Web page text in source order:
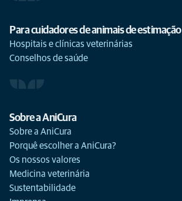
Para cuidadores de animais de estimação
Hospitais e clínicas veterinárias
Conselhos de saúde
Sobre a AniCura
Sobre a AniCura
Porquê escolher a AniCura?
Os nossos valores
Medicina veterinária
Sustentabilidade